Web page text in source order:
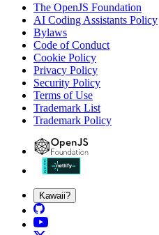
The OpenJS Foundation
AI Coding Assistants Policy
Bylaws
Code of Conduct
Cookie Policy
Privacy Policy
Security Policy
Terms of Use
Trademark List
Trademark Policy
Kawaii?